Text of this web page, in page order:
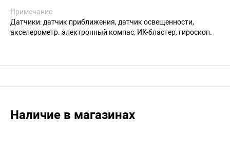
Примечание
Датчики: датчик приближения, датчик освещенности,
акселерометр. электронный компас, ИК-бластер, гироскоп.
Наличие в магазинах